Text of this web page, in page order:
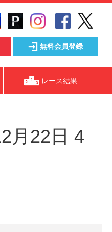
無料会員登録
レース結果
月22日 4